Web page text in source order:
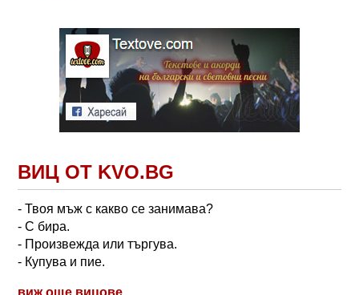
ВИЦ ОТ KVO.BG
- Твоя мъж с какво се занимава?
- С бира.
- Произвежда или търгува.
- Купува и пие.